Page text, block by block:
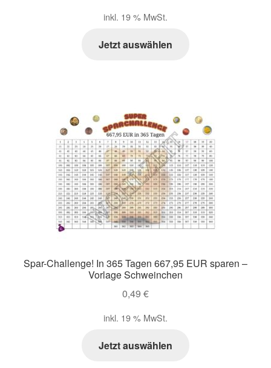
Zahlungsarten im Shop
inkl. 19 % MwSt.
Jetzt auswählen
Spar-Challenge! In 365 Tagen 667,95 EUR sparen –
Vorlage Schweinchen
0,49 €
inkl. 19 % MwSt.
Jetzt auswählen